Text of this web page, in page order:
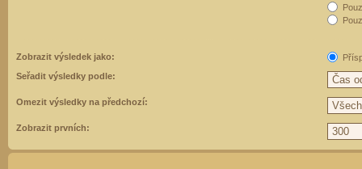
Zobrazit výsledek jako:
Seřadit výsledky podle:
Omezit výsledky na předchozí:
Zobrazit prvních: